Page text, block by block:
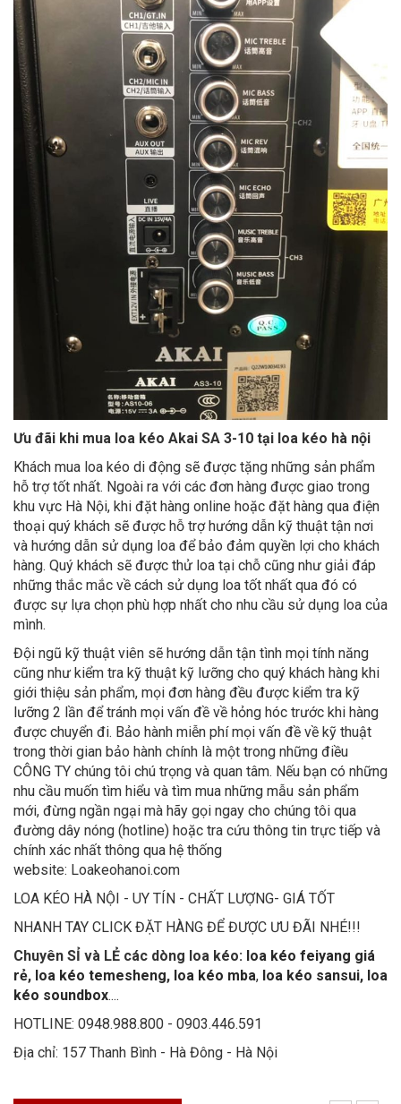
Ưu đãi khi mua loa kéo Akai SA 3-10 tại loa kéo hà nội
Khách mua loa kéo di động sẽ được tặng những sản phẩm
hỗ trợ tốt nhất. Ngoài ra với các đơn hàng được giao trong
khu vực Hà Nội, khi đặt hàng online hoặc đặt hàng qua điện
thoại quý khách sẽ được hỗ trợ hướng dẫn kỹ thuật tận nơi
và hướng dẫn sử dụng loa để bảo đảm quyền lợi cho khách
hàng. Quý khách sẽ được thử loa tại chỗ cũng như giải đáp
những thắc mắc về cách sử dụng loa tốt nhất qua đó có
được sự lựa chọn phù hợp nhất cho nhu cầu sử dụng loa của
mình.
Đội ngũ kỹ thuật viên sẽ hướng dẫn tận tình mọi tính năng
cũng như kiểm tra kỹ thuật kỹ lưỡng cho quý khách hàng khi
giới thiệu sản phẩm, mọi đơn hàng đều được kiểm tra kỹ
lưỡng 2 lần để tránh mọi vấn đề về hỏng hóc trước khi hàng
được chuyển đi. Bảo hành miễn phí mọi vấn đề về kỹ thuật
trong thời gian bảo hành chính là một trong những điều
CÔNG TY chúng tôi chú trọng và quan tâm. Nếu bạn có những
nhu cầu muốn tìm hiểu và tìm mua những mẫu sản phẩm
mới, đừng ngần ngại mà hãy gọi ngay cho chúng tôi qua
đường dây nóng (hotline) hoặc tra cứu thông tin trực tiếp và
chính xác nhất thông qua hệ thống
website: Loakeohanoi.com
LOA KÉO HÀ NỘI - UY TÍN - CHẤT LƯỢNG- GIÁ TỐT
NHANH TAY CLICK ĐẶT HÀNG ĐỂ ĐƯỢC ƯU ĐÃI NHÉ!!!
Chuyên SỈ và LẺ các dòng loa kéo: loa kéo feiyang giá
rẻ, loa kéo temesheng, loa kéo mba, loa kéo sansui, loa
kéo soundbox....
HOTLINE: 0948.988.800 - 0903.446.591
Địa chỉ: 157 Thanh Bình - Hà Đông - Hà Nội